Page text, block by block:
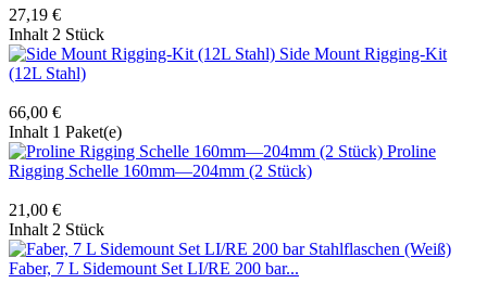
27,19 €
Inhalt 2 Stück
Side Mount Rigging-Kit
(12L Stahl)
66,00 €
Inhalt 1 Paket(e)
Proline
Rigging Schelle 160mm—204mm (2 Stück)
21,00 €
Inhalt 2 Stück
Faber, 7 L Sidemount Set LI/RE 200 bar...